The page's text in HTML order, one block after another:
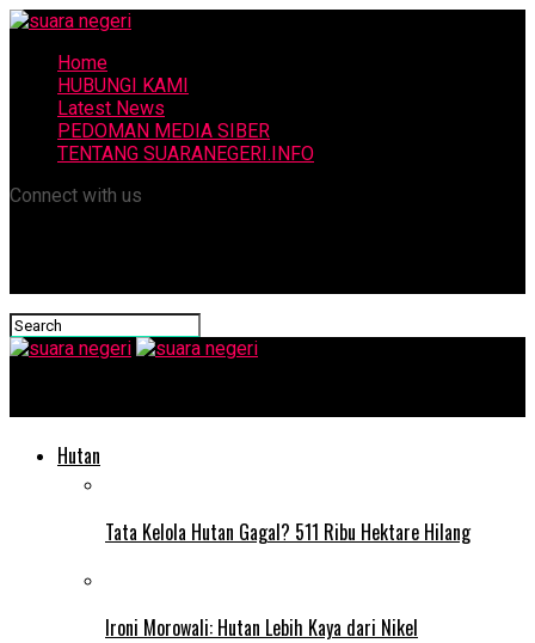
Home
HUBUNGI KAMI
Latest News
PEDOMAN MEDIA SIBER
TENTANG SUARANEGERI.INFO
Connect with us
Hutan
Tata Kelola Hutan Gagal? 511 Ribu Hektare Hilang
Ironi Morowali: Hutan Lebih Kaya dari Nikel